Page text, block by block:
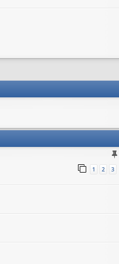
1 2 3